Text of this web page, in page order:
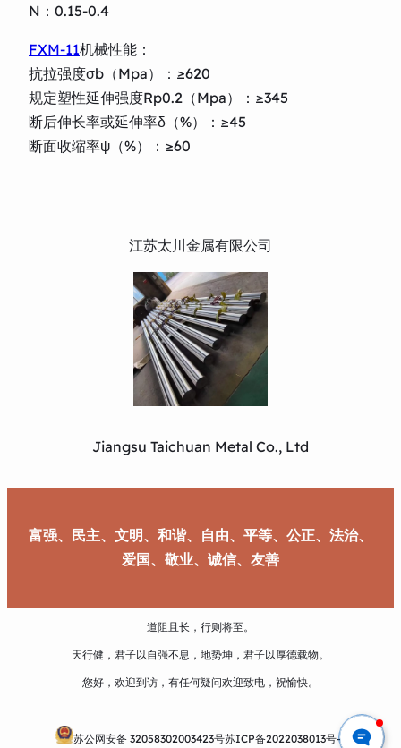
N：0.15-0.4
FXM-11机械性能：
抗拉强度σb（Mpa）：≥620
规定塑性延伸强度Rp0.2（Mpa）：≥345
断后伸长率或延伸率δ（%）：≥45
断面收缩率ψ（%）：≥60
江苏太川金属有限公司
Jiangsu Taichuan Metal Co., Ltd
富强、民主、文明、和谐、自由、平等、公正、法治、
爱国、敬业、诚信、友善
道阻且长，行则将至。
天行健，君子以自强不息，地势坤，君子以厚德载物。
您好，欢迎到访，有任何疑问欢迎致电，祝愉快。
苏公网安备 32058302003423号苏ICP备2022038013号-1